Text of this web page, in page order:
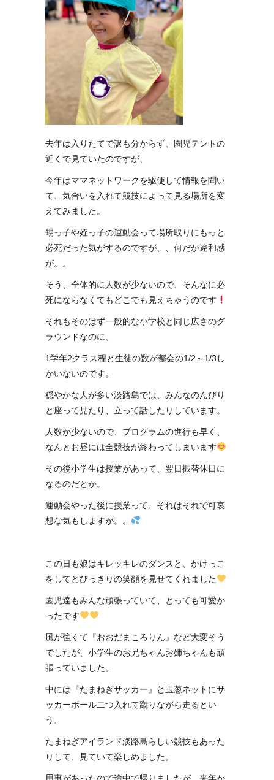
去年は入りたてで訳も分からず、園児テントの
近くで見ていたのですが、
今年はママネットワークを駆使して情報を聞い
て、気合いを入れて競技によって見る場所を変
えてみました。
甥っ子や姪っ子の運動会って場所取りにもっと
必死だった気がするのですが、、何だか違和感
が。。
そう、全体的に人数が少ないので、そんなに必
死にならなくてもどこでも見えちゃうのです
それもそのはず一般的な小学校と同じ広さのグ
ラウンドなのに、
1学年2クラス程と生徒の数が都会の1/2～1/3し
かいないのです。
穏やかな人が多い淡路島では、みんなのんびり
と座って見たり、立って話したりしています。
人数が少ないので、プログラムの進行も早く、
なんとお昼には全競技が終わってしまいます
その後小学生は授業があって、翌日振替休日に
なるのだとか。
運動会やった後に授業って、それはそれで可哀
想な気もしますが。。
この日も娘はキレッキレのダンスと、かけっこ
をしてとびっきりの笑顔を見せてくれました
園児達もみんな頑張っていて、とっても可愛か
ったです
風が強くて『おおだまころりん』など大変そう
でしたが、小学生のお兄ちゃんお姉ちゃんも頑
張っていました。
中には『たまねぎサッカー』と玉葱ネットにサ
ッカーボール二つ入れて蹴りながら走るとい
う、
たまねぎアイランド淡路島らしい競技もあった
りして、見ていて楽しめました。